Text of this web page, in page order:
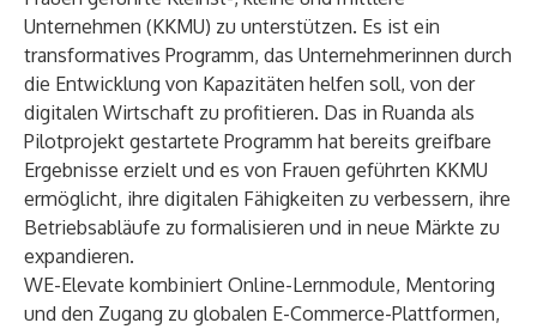
Unternehmen (KKMU) zu unterstützen. Es ist ein
transformatives Programm, das Unternehmerinnen durch
die Entwicklung von Kapazitäten helfen soll, von der
digitalen Wirtschaft zu profitieren. Das in Ruanda als
Pilotprojekt gestartete Programm hat bereits greifbare
Ergebnisse erzielt und es von Frauen geführten KKMU
ermöglicht, ihre digitalen Fähigkeiten zu verbessern, ihre
Betriebsabläufe zu formalisieren und in neue Märkte zu
expandieren.
WE-Elevate kombiniert Online-Lernmodule, Mentoring
und den Zugang zu globalen E-Commerce-Plattformen,